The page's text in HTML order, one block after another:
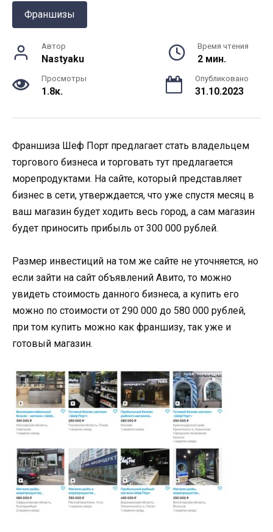
Франшизы
Автор
Nastyaku
Время чтения
2 мин.
Просмотры
1.8к.
Опубликовано
31.10.2023
Франшиза Шеф Порт предлагает стать владельцем
торгового бизнеса и торговать тут предлагается
морепродуктами. На сайте, который представляет
бизнес в сети, утверждается, что уже спустя месяц в
ваш магазин будет ходить весь город, а сам магазин
будет приносить прибыль от 300 000 рублей.
Размер инвестиций на том же сайте не уточняется, но
если зайти на сайт объявлений Авито, то можно
увидеть стоимость данного бизнеса, а купить его
можно по стоимости от 290 000 до 580 000 рублей,
при том купить можно как франшизу, так уже и
готовый магазин.